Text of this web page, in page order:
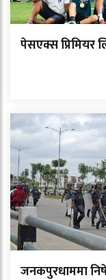
पेसएक्स प्रिमियर
जनकपुरधाममा